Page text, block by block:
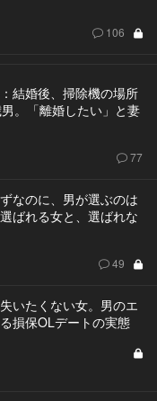
106
結婚後、掃除機の場所
。「離婚したい」と妻
77
なのに、男が選ぶのは
ばれる女と、選ばれな
49
いたくない女。男のエ
損保OLデートの実態